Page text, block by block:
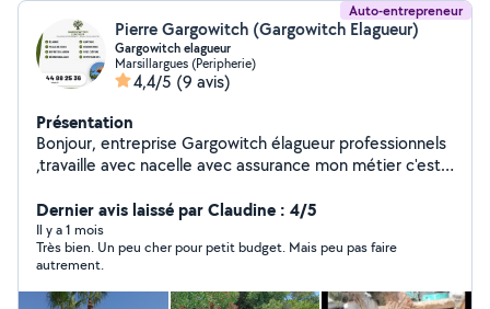
Auto-entrepreneur
Pierre Gargowitch (Gargowitch Elagueur)
Gargowitch elagueur
Marsillargues (Peripherie)
4,4/5 (9 avis)
Présentation
Bonjour, entreprise Gargowitch élagueur professionnels
,travaille avec nacelle avec assurance mon métier c'est
sérieux tarif avantageux .
Dernier avis laissé par Claudine : 4/5
Il y a 1 mois
Très bien. Un peu cher pour petit budget. Mais peu pas faire
autrement.